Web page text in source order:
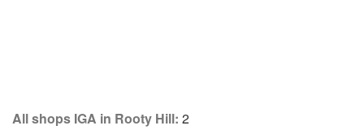
All shops IGA in Rooty Hill: 2